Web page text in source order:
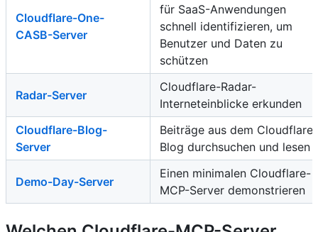
Cloudflare-One-
CASB-Server
für SaaS-Anwendungen
schnell identifizieren, um
Benutzer und Daten zu
schützen
Radar-Server
Cloudflare-Radar-
Interneteinblicke erkunden
Cloudflare-Blog-
Server
Beiträge aus dem Cloudflare-
Blog durchsuchen und lesen
Demo-Day-Server
Einen minimalen Cloudflare-
MCP-Server demonstrieren